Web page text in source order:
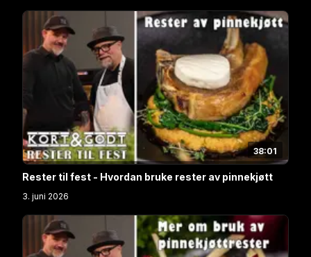
38:01
Rester til fest - Hvordan bruke rester av pinnekjøtt
3. juni 2026